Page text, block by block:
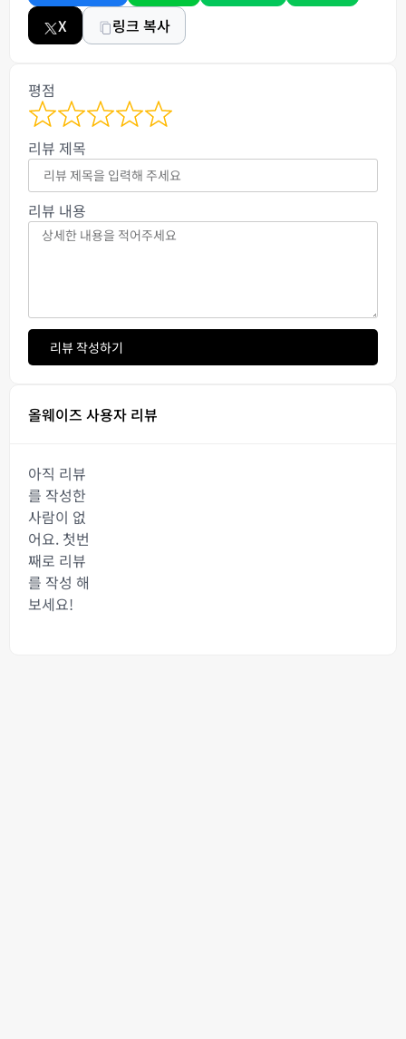
X 링크 복사
평점
리뷰 제목
리뷰 내용
리뷰 작성하기
올웨이즈 사용자 리뷰
아직 리뷰
를 작성한
사람이 없
어요. 첫번
째로 리뷰
를 작성 해
보세요!